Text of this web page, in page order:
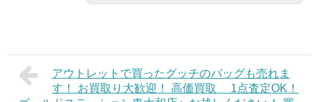
アウトレットで買ったグッチのバッグも売れま
す！ お買取り大歓迎！ 高価買取 1点査定OK！